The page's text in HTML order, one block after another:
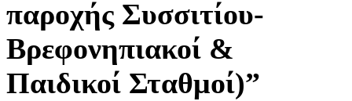
παροχής Συσσιτίου-
Βρεφονηπιακοί &
Παιδικοί Σταθμοί)”